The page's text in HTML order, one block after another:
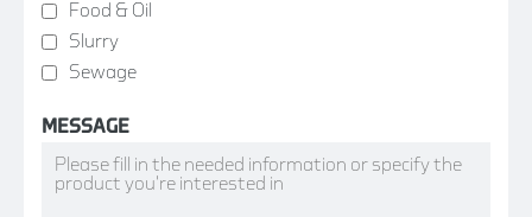
Food & Oil
Slurry
Sewage
MESSAGE